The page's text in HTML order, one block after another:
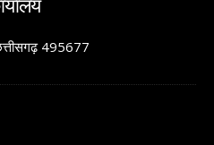
495677